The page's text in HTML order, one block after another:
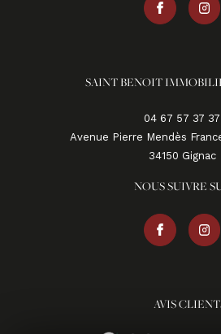
SAINT BENOIT
04 67 57 37 37
Avenue Pierre Mendès
34150
gignac
NOUS SUIVRE
AVIS